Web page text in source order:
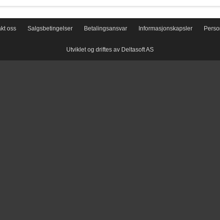
oss Salgsbetingelser Betalingsansvar Informasjonskapsler
Utviklet og driftes av Deltasoft AS